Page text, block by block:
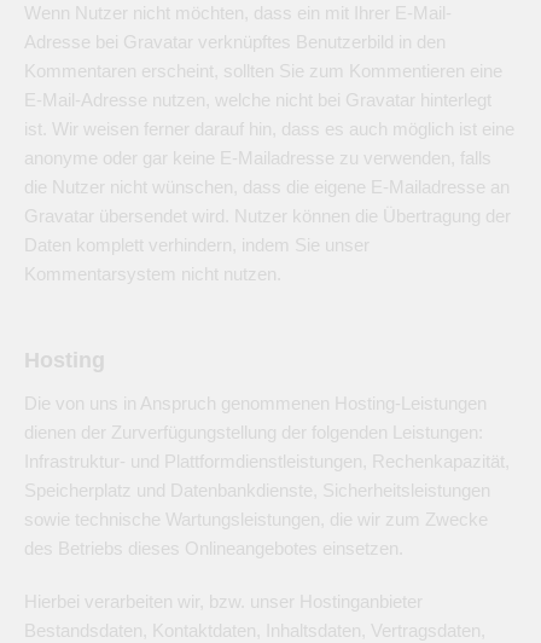
Wenn Nutzer nicht möchten, dass ein mit Ihrer E-Mail-
Adresse bei Gravatar verknüpftes Benutzerbild in den
Kommentaren erscheint, sollten Sie zum Kommentieren eine
E-Mail-Adresse nutzen, welche nicht bei Gravatar hinterlegt
ist. Wir weisen ferner darauf hin, dass es auch möglich ist eine
anonyme oder gar keine E-Mailadresse zu verwenden, falls
die Nutzer nicht wünschen, dass die eigene E-Mailadresse an
Gravatar übersendet wird. Nutzer können die Übertragung der
Daten komplett verhindern, indem Sie unser
Kommentarsystem nicht nutzen.
Hosting
Die von uns in Anspruch genommenen Hosting-Leistungen
dienen der Zurverfügungstellung der folgenden Leistungen:
Infrastruktur- und Plattformdienstleistungen, Rechenkapazität,
Speicherplatz und Datenbankdienste, Sicherheitsleistungen
sowie technische Wartungsleistungen, die wir zum Zwecke
des Betriebs dieses Onlineangebotes einsetzen.
Hierbei verarbeiten wir, bzw. unser Hostinganbieter
Bestandsdaten, Kontaktdaten, Inhaltsdaten, Vertragsdaten,